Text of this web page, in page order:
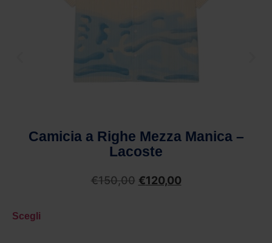
Camicia a Righe Mezza Manica –
Lacoste
€150,00 €120,00
Scegli